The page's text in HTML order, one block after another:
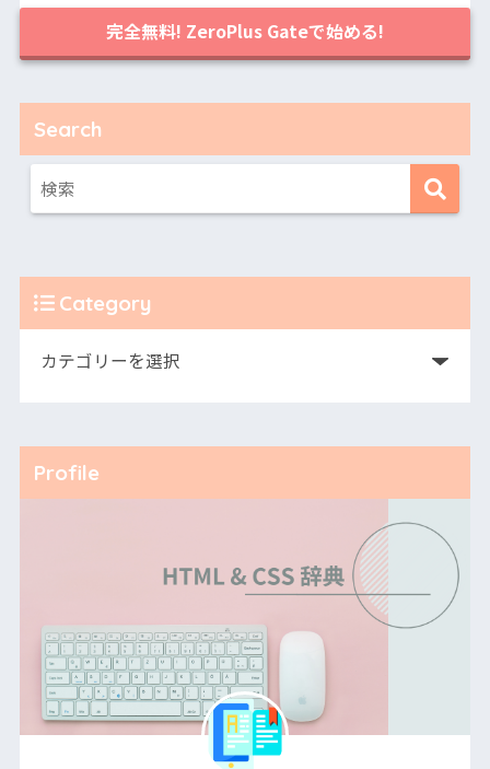
完全無料! ZeroPlus Gateで始める!
Search
Category
Profile